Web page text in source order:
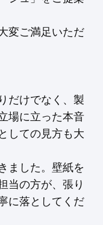
変ご満足いただ
だけでなく、製
場に立った本音
しての見方も大
ました。壁紙を
当の方が、張り
に落としてくだ